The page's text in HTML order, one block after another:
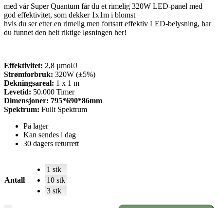
til
37.672 NOK
med vår Super Quantum får du et rimelig 320W LED-panel med
god effektivitet, som dekker 1x1m i blomst
hvis du ser etter en rimelig men fortsatt effektiv LED-belysning, har
du funnet den helt riktige løsningen her!
Effektivitet: 2,8 µmol/J
Strømforbruk: 320W (±5%)
Dekningsareal: 1 x 1 m
Levetid: 50.000 Timer
Dimensjoner: 795*690*86mm
Spektrum: Fullt Spektrum
På lager
Kan sendes i dag
30 dagers returrett
Antall
1 stk
10 stk
3 stk